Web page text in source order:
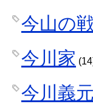
今山の
今川家
今川義元